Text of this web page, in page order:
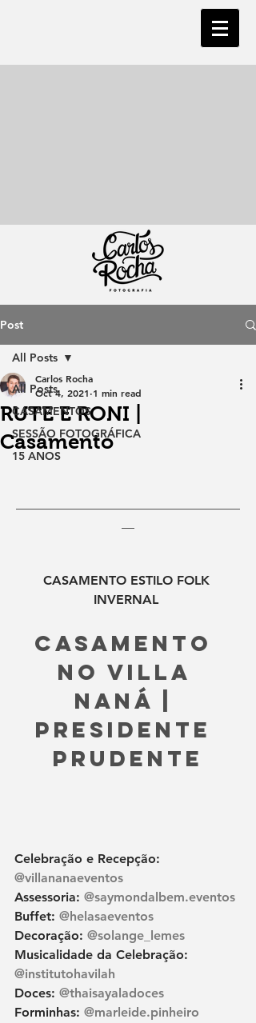
Post
All Posts
CASAMENTOS
SESSÃO FOTOGRÁFICA
15 ANOS
All Posts
RUTE E RONI |
Casamento
Carlos Rocha
Oct 4, 2021 1 min read
CASAMENTO ESTILO FOLK
INVERNAL
Casamento
NO VILLA
NANÁ |
Presidente
Prudente
Celebração e Recepção:
@villananaeventos
Assessoria: @saymondalbem.eventos
Buffet: @helasaeventos
Decoração: @solange_lemes
Musicalidade da Celebração:
@institutohavilah
Doces: @thaisayaladoces
Forminhas: @marleide.pinheiro